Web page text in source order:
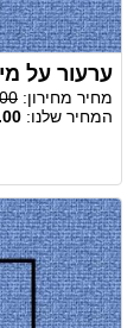
ערעור על
מחיר מחירון:
המחיר שלנו: